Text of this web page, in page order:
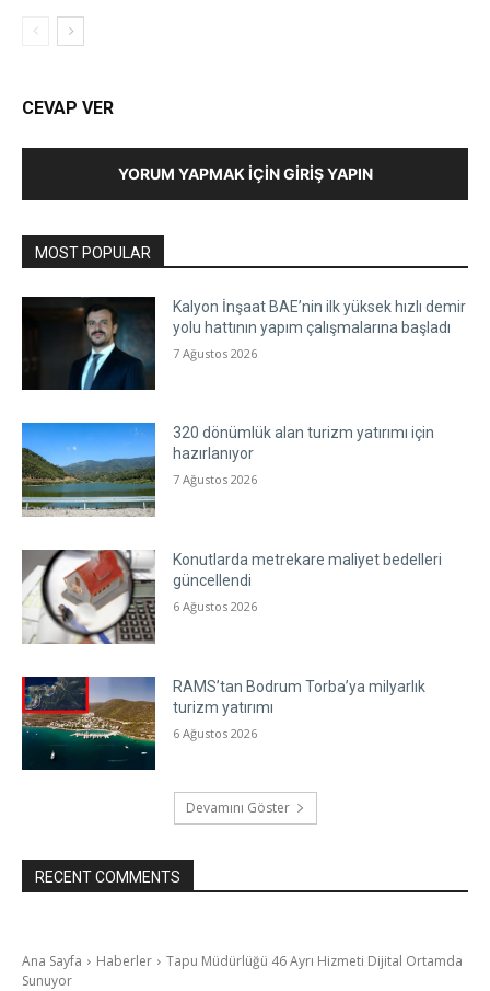
CEVAP VER
YORUM YAPMAK İÇIN GIRIŞ YAPIN
MOST POPULAR
Kalyon İnşaat BAE’nin ilk yüksek hızlı demir
yolu hattının yapım çalışmalarına başladı
7 Ağustos 2026
320 dönümlük alan turizm yatırımı için
hazırlanıyor
7 Ağustos 2026
Konutlarda metrekare maliyet bedelleri
güncellendi
6 Ağustos 2026
RAMS’tan Bodrum Torba’ya milyarlık
turizm yatırımı
6 Ağustos 2026
Devamını Göster
RECENT COMMENTS